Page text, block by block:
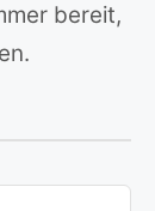
bereit,